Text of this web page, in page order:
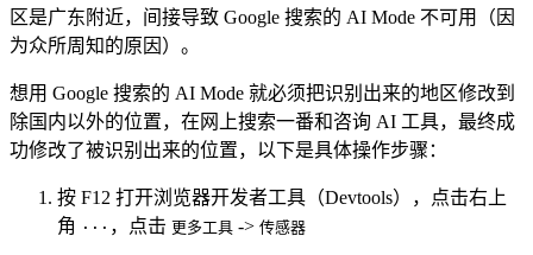
区是广东附近，间接导致 Google 搜索的 AI Mode 不可用（因
为众所周知的原因）。
想用 Google 搜索的 AI Mode 就必须把识别出来的地区修改到
除国内以外的位置，在网上搜索一番和咨询 AI 工具，最终成
功修改了被识别出来的位置，以下是具体操作步骤：
按 F12 打开浏览器开发者工具（Devtools），点击右上
角 ··· ，点击 更多工具 -> 传感器